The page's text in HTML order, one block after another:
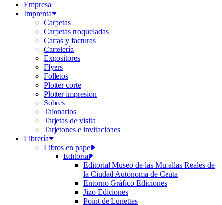
Empresa
Imprenta
Carpetas
Carpetas troqueladas
Cartas y facturas
Cartelería
Expositores
Flyers
Folletos
Plotter corte
Plotter impresión
Sobres
Talonarios
Tarjetas de visita
Tarjetones e invitaciones
Librería
Libros en papel
Editorial
Editorial Museo de las Murallas Reales de
la Ciudad Autónoma de Ceuta
Entorno Gráfico Ediciones
Jizo Ediciones
Point de Lunettes